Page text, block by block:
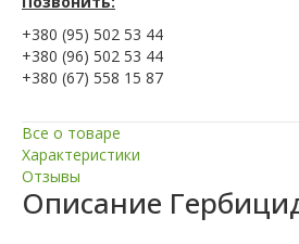
+380 (95) 502 53 44
+380 (96) 502 53 44
+380 (67) 558 15 87
Все о товаре
Характеристики
Отзывы
Описание